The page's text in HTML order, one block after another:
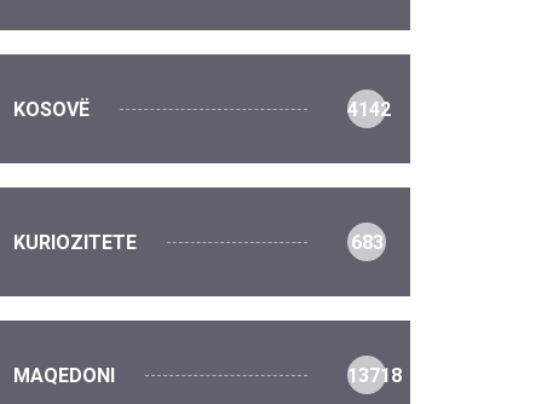
KOSOVË 4142
KURIOZITETE 683
MAQEDONI 13718